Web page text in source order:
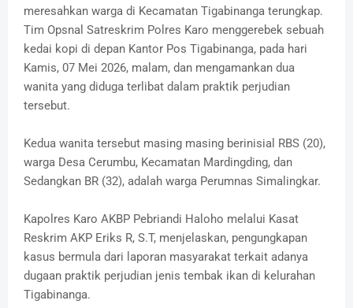
meresahkan warga di Kecamatan Tigabinanga terungkap.
Tim Opsnal Satreskrim Polres Karo menggerebek sebuah
kedai kopi di depan Kantor Pos Tigabinanga, pada hari
Kamis, 07 Mei 2026, malam, dan mengamankan dua
wanita yang diduga terlibat dalam praktik perjudian
tersebut.
Kedua wanita tersebut masing masing berinisial RBS (20),
warga Desa Cerumbu, Kecamatan Mardingding, dan
Sedangkan BR (32), adalah warga Perumnas Simalingkar.
Kapolres Karo AKBP Pebriandi Haloho melalui Kasat
Reskrim AKP Eriks R, S.T, menjelaskan, pengungkapan
kasus bermula dari laporan masyarakat terkait adanya
dugaan praktik perjudian jenis tembak ikan di kelurahan
Tigabinanga.